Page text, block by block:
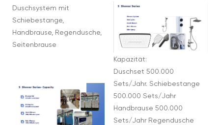
Duschsystem mit
Schiebestange,
Handbrause, Regendusche,
Seitenbrause
Kapazität:
Duschset 500.000
Sets/Jahr. Schiebestange
500.000 Sets/Jahr
Handbrause 500.000
Sets/Jahr Regendusche